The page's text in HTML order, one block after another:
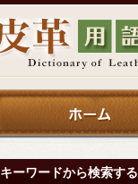
キーワードから検索する